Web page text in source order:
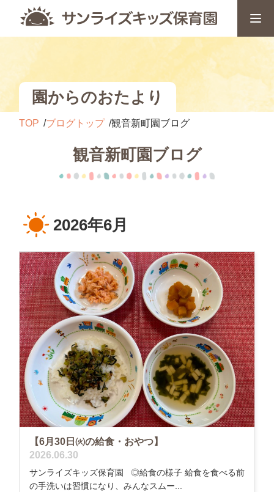
園からのおたより
TOP ブログトップ 観音新町園ブログ
観音新町園ブログ
2026年6月
【6月30日㈫の給食・おやつ】
2026.06.30
サンライズキッズ保育園 ◎給食の様子 給食を食べる前
の手洗いは習慣になり、みんなスムー...